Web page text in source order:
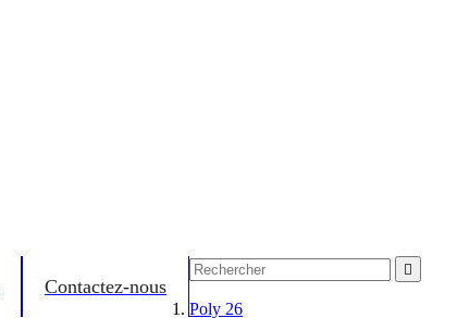
Contactez-nous

Poly 26